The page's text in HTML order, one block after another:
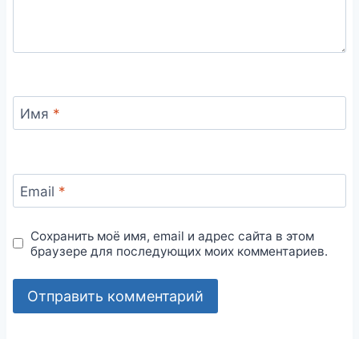
Имя *
Email *
Сохранить моё имя, email и адрес сайта в этом
браузере для последующих моих комментариев.